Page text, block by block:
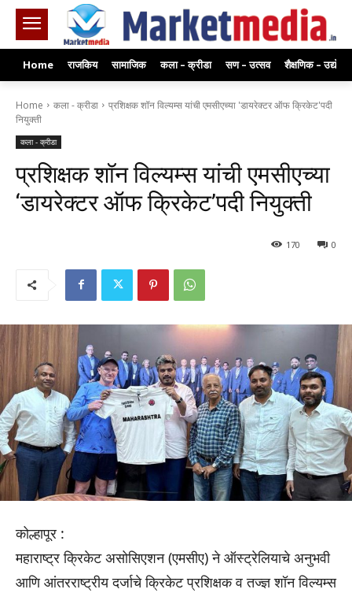
Home राजकिय सामाजिक कला – क्रीडा सण – उत्सव शैक्षणिक – उद्योग
Home कला - क्रीडा
प्रशिक्षक शॉन विल्यम्स यांची एमसीएच्या 'डायरेक्टर ऑफ क्रिकेट'पदी
नियुक्ती
कला - क्रीडा
प्रशिक्षक शॉन विल्यम्स यांची एमसीएच्या
‘डायरेक्टर ऑफ क्रिकेट’पदी नियुक्ती
0
170
कोल्हापूर :
महाराष्ट्र क्रिकेट असोसिएशन (एमसीए) ने ऑस्ट्रेलियाचे अनुभवी
आणि आंतरराष्ट्रीय दर्जाचे क्रिकेट प्रशिक्षक व तज्ज्ञ शॉन विल्यम्स